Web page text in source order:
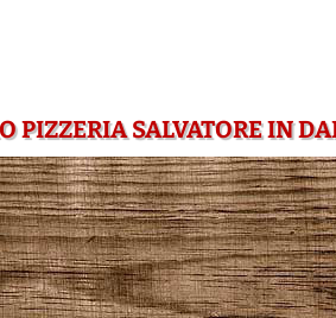
PIZZERIA SALVATORE IN